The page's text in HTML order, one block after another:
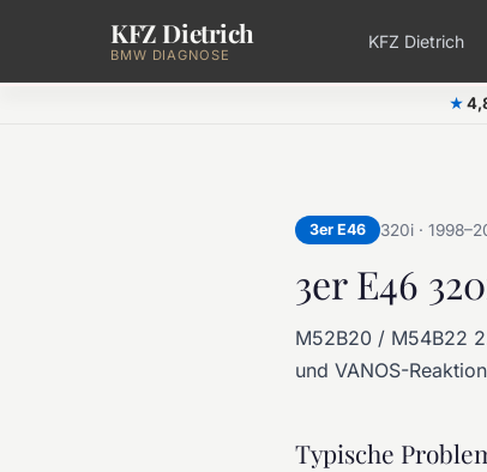
Zum Hauptinhalt springen
KFZ Dietrich
BMW DIAGNOSE
KFZ Dietrich
★
3er E46 320i ·
3er E46
M52B20 / M54B22
und VANOS-
Typische